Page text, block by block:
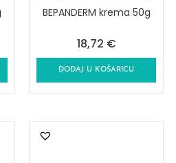
BEPANDERM krema 50g
18,72 €
DODAJ U KOŠARICU